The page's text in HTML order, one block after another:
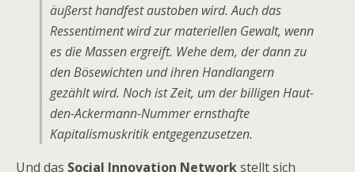
äußerst handfest austoben wird. Auch das
Ressentiment wird zur materiellen Gewalt, wenn
es die Massen ergreift. Wehe dem, der dann zu
den Bösewichten und ihren Handlangern
gezählt wird. Noch ist Zeit, um der billigen Haut-
den-Ackermann-Nummer ernsthafte
Kapitalismuskritik entgegenzusetzen.
Und das Social Innovation Networkstellt sich